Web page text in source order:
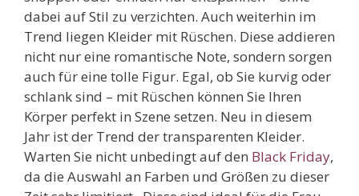
dabei auf Stil zu verzichten. Auch weiterhin im
Trend liegen Kleider mit Rüschen. Diese addieren
nicht nur eine romantische Note, sondern sorgen
auch für eine tolle Figur. Egal, ob Sie kurvig oder
schlank sind – mit Rüschen können Sie Ihren
Körper perfekt in Szene setzen. Neu in diesem
Jahr ist der Trend der transparenten Kleider.
Warten Sie nicht unbedingt auf den Black Friday,
da die Auswahl an Farben und Größen zu dieser